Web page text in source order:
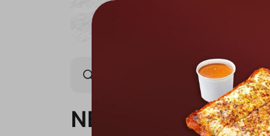
OFFER
NEW ARRIVAL